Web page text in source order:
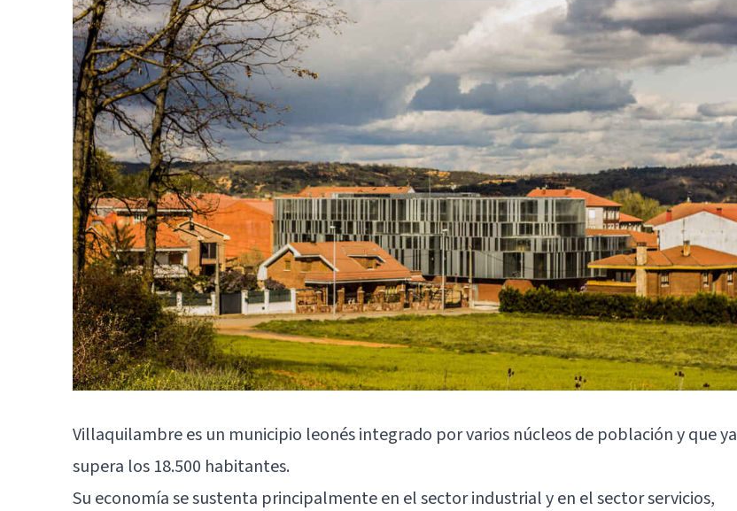
Villaquilambre es un municipio leonés integrado por varios núcleos de población y que ya
supera los 18.500 habitantes.
Su economía se sustenta principalmente en el sector industrial y en el sector servicios,